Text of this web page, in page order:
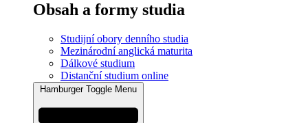
Obsah a formy studia
Studijní obory denního studia
Mezinárodní anglická maturita
Dálkové studium
Distanční studium online
Hamburger Toggle Menu